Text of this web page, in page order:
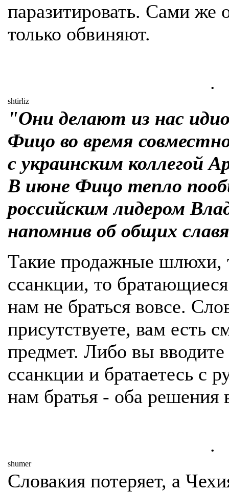
паразитировать. Сами же
только обвиняют.
.
shtirliz
"Они делают из нас
Фицо во время
с украинским коллегой
В июне Фицо тепло
российским лидером
напомнив об общих
Такие продажные шлюхи,
ссанкции, то
нам не браться вовсе.
присутствуете, вам есть
предмет. Либо вы вводите
ссанкции и братаетесь с
нам братья - оба
.
shumer
Словакия потеряет, а